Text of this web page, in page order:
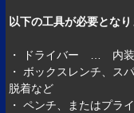
以下の工具が必要となり
・ ドライバー … 内装
・ ボックスレンチ、
脱着など
・ ペンチ、またはプ